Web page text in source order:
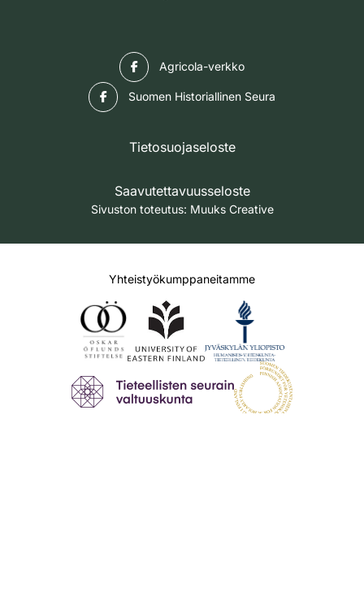
Agricola-verkko
Suomen Historiallinen Seura
Tietosuojaseloste
Saavutettavuusseloste
Sivuston toteutus: Muuks Creative
Yhteistyökumppaneitamme